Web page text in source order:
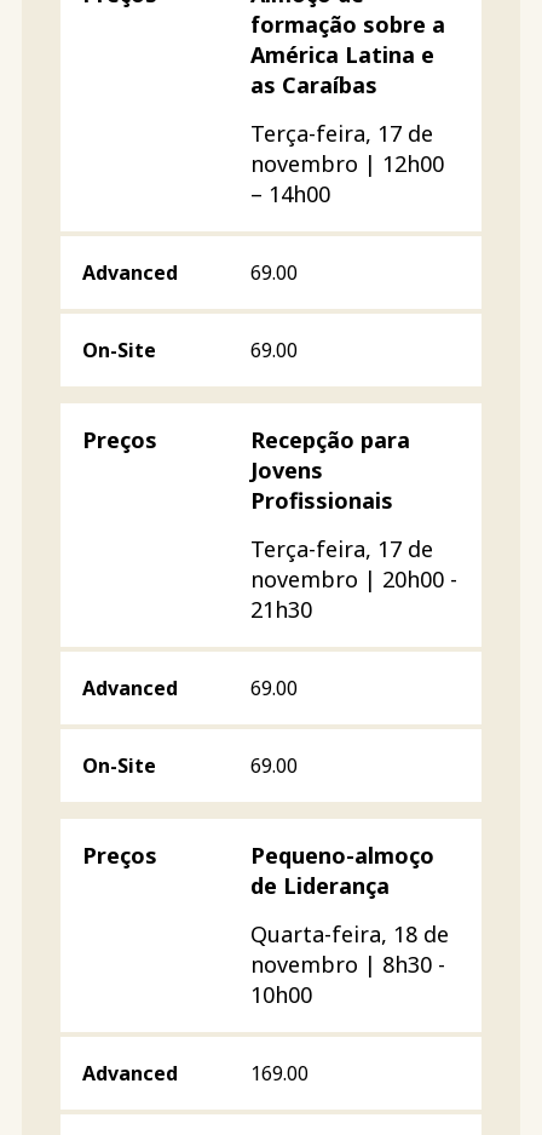
formação sobre a
América Latina e
as Caraíbas
Terça-feira, 17 de
novembro | 12h00
– 14h00
69.00
69.00
Recepção para
Jovens
Profissionais
Terça-feira, 17 de
novembro | 20h00 -
21h30
69.00
69.00
Pequeno-almoço
de Liderança
Quarta-feira, 18 de
novembro | 8h30 -
10h00
169.00